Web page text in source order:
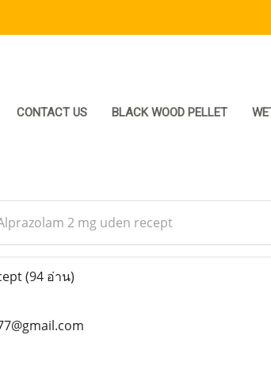
CONTACT US BLACK WOOD PELLET
2 mg uden recept
(94 อ่าน)